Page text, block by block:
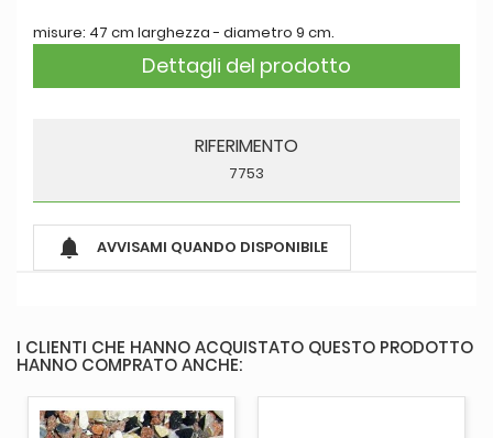
misure: 47 cm larghezza - diametro 9 cm.
Dettagli del prodotto
RIFERIMENTO
7753
 AVVISAMI QUANDO DISPONIBILE
I CLIENTI CHE HANNO ACQUISTATO QUESTO PRODOTTO
HANNO COMPRATO ANCHE: